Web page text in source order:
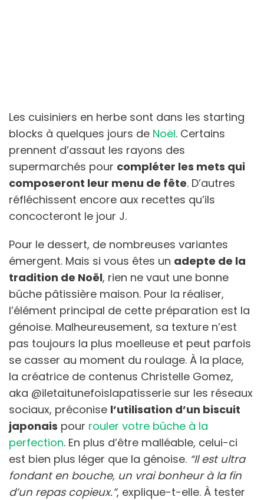
Les cuisiniers en herbe sont dans les starting
blocks à quelques jours de Noël. Certains
prennent d’assaut les rayons des
supermarchés pour compléter les mets qui
composeront leur menu de fête. D’autres
réfléchissent encore aux recettes qu’ils
concocteront le jour J.
Pour le dessert, de nombreuses variantes
émergent. Mais si vous êtes un adepte de la
tradition de Noël, rien ne vaut une bonne
bûche pâtissière maison. Pour la réaliser,
l’élément principal de cette préparation est la
génoise. Malheureusement, sa texture n’est
pas toujours la plus moelleuse et peut parfois
se casser au moment du roulage. À la place,
la créatrice de contenus Christelle Gomez,
aka @iletaitunefoislapatisserie sur les réseaux
sociaux, préconise l’utilisation d’un biscuit
japonais pour rouler votre bûche à la
perfection. En plus d’être malléable, celui-ci
est bien plus léger que la génoise. “Il est ultra
fondant en bouche, un vrai bonheur à la fin
d’un repas copieux.”, explique-t-elle. À tester